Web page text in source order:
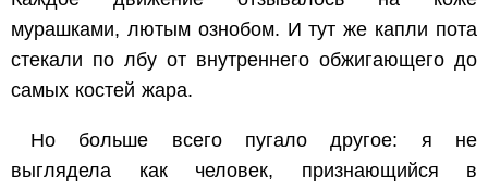
мурашками, лютым ознобом. И тут же капли пота
стекали по лбу от внутреннего обжигающего до
самых костей жара.
Но больше всего пугало другое: я не
выглядела как человек, признающийся в